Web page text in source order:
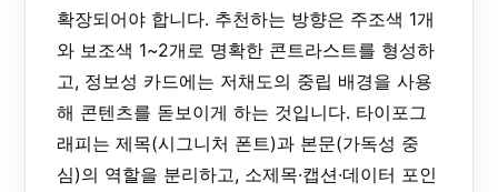
확장되어야 합니다. 추천하는 방향은 주조색 1개
와 보조색 1~2개로 명확한 콘트라스트를 형성하
고, 정보성 카드에는 저채도의 중립 배경을 사용
해 콘텐츠를 돋보이게 하는 것입니다. 타이포그
래피는 제목(시그니처 폰트)과 본문(가독성 중
심)의 역할을 분리하고, 소제목·캡션·데이터 포인